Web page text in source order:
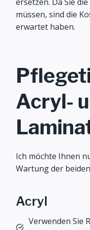
müssen, sind die
erwartet haben.
Acryl-
Ich möchte Ihnen
Wartung der
Acryl
Verwenden Sie